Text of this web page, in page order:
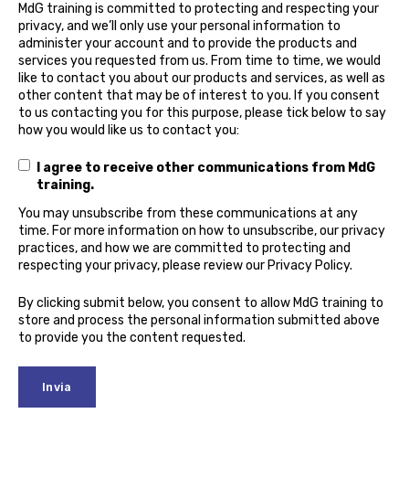
MdG training is committed to protecting and respecting your
privacy, and we’ll only use your personal information to
administer your account and to provide the products and
services you requested from us. From time to time, we would
like to contact you about our products and services, as well as
other content that may be of interest to you. If you consent
to us contacting you for this purpose, please tick below to say
how you would like us to contact you:
I agree to receive other communications from MdG
training.
You may unsubscribe from these communications at any
time. For more information on how to unsubscribe, our privacy
practices, and how we are committed to protecting and
respecting your privacy, please review our Privacy Policy.
By clicking submit below, you consent to allow MdG training to
store and process the personal information submitted above
to provide you the content requested.